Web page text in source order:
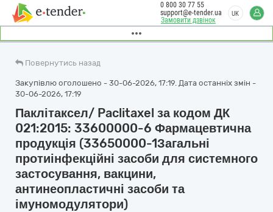
Замовити дзвінок
0 800 30 77 55
support@e-tender.ua
UK
Повернутись назад
Закупівлю оголошено - 30-06-2026, 17:19. Дата останніх змін -
30-06-2026, 17:19
Паклітаксел/ Paclitaxel за кодом ДК
021:2015: 33600000-6 Фармацевтична
продукція (33650000-1Загальні
протиінфекційні засоби для системного
застосування, вакцини,
антинеопластичні засоби та
імуномодулятори)